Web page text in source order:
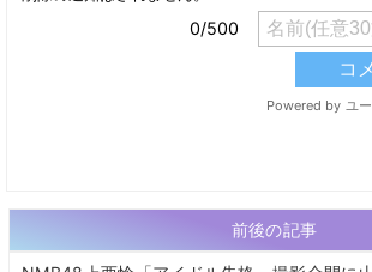
前後の記事